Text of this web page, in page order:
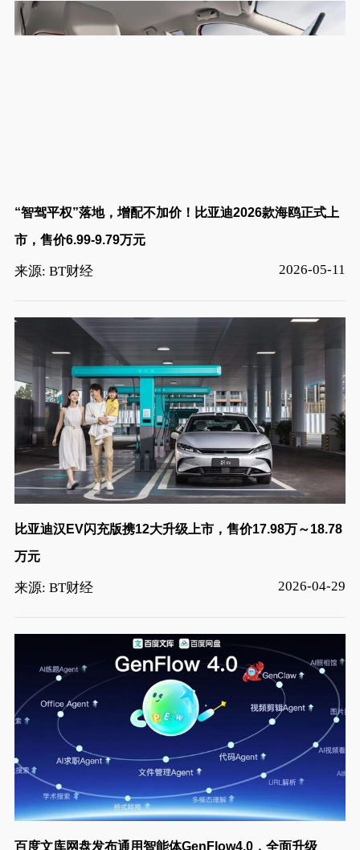
“智驾平权”落地，增配不加价！比亚迪2026款海鸥正式上
市，售价6.99-9.79万元
来源: BT财经 2026-05-11
比亚迪汉EV闪充版携12大升级上市，售价17.98万～18.78
万元
来源: BT财经 2026-04-29
百度文库网盘发布通用智能体GenFlow4.0，全面升级